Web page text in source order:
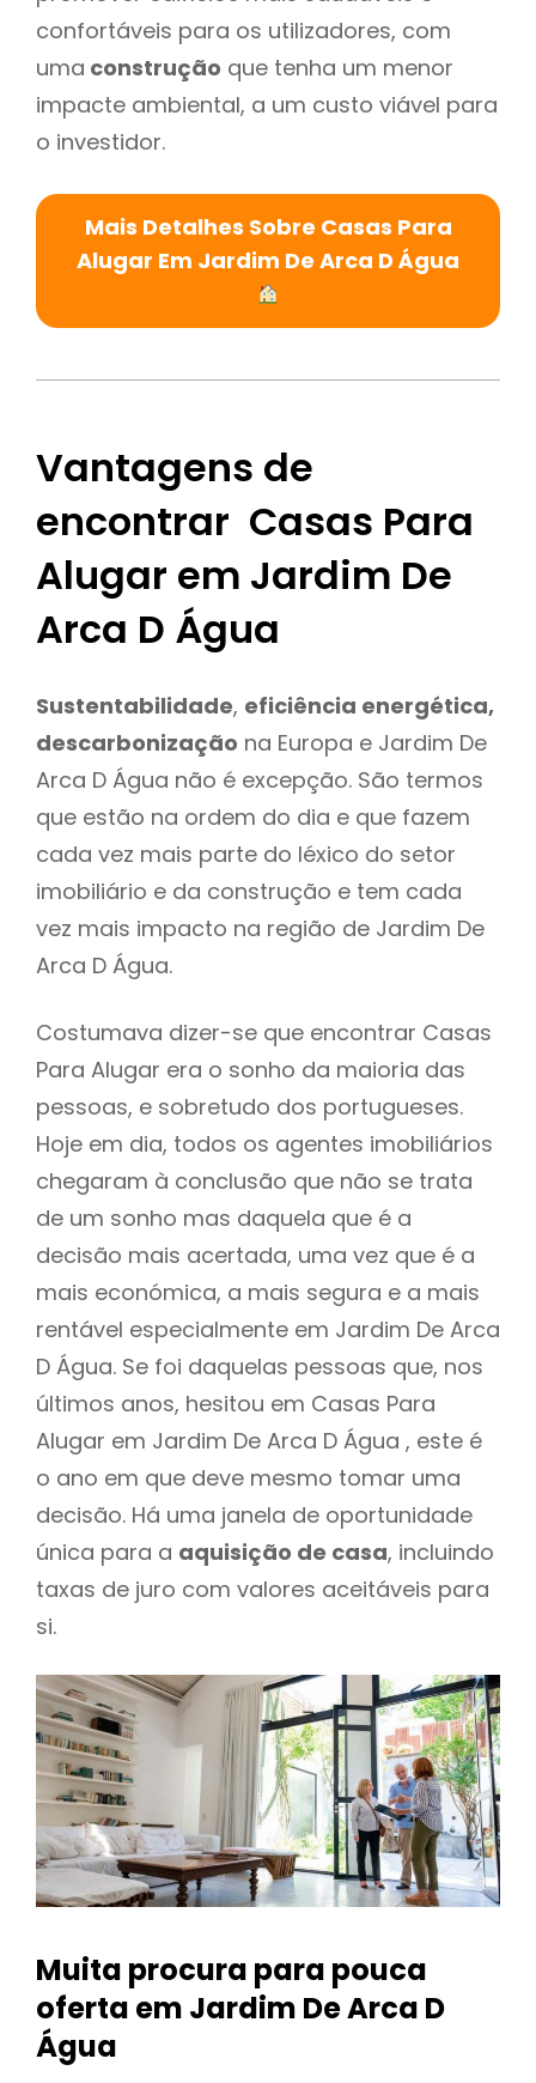
confortáveis para os utilizadores, com
uma construção que tenha um menor
impacte ambiental, a um custo viável para
o investidor.
Mais Detalhes Sobre Casas Para
Alugar Em Jardim De Arca D Água
Vantagens de
encontrar Casas Para
Alugar em Jardim De
Arca D Água
Sustentabilidade, eficiência energética,
descarbonização na Europa e Jardim De
Arca D Água não é excepção. São termos
que estão na ordem do dia e que fazem
cada vez mais parte do léxico do setor
imobiliário e da construção e tem cada
vez mais impacto na região de Jardim De
Arca D Água.
Costumava dizer-se que encontrar Casas
Para Alugar era o sonho da maioria das
pessoas, e sobretudo dos portugueses.
Hoje em dia, todos os agentes imobiliários
chegaram à conclusão que não se trata
de um sonho mas daquela que é a
decisão mais acertada, uma vez que é a
mais económica, a mais segura e a mais
rentável especialmente em Jardim De Arca
D Água. Se foi daquelas pessoas que, nos
últimos anos, hesitou em Casas Para
Alugar em Jardim De Arca D Água , este é
o ano em que deve mesmo tomar uma
decisão. Há uma janela de oportunidade
única para a aquisição de casa, incluindo
taxas de juro com valores aceitáveis para
si.
Muita procura para pouca
oferta em Jardim De Arca D
Água